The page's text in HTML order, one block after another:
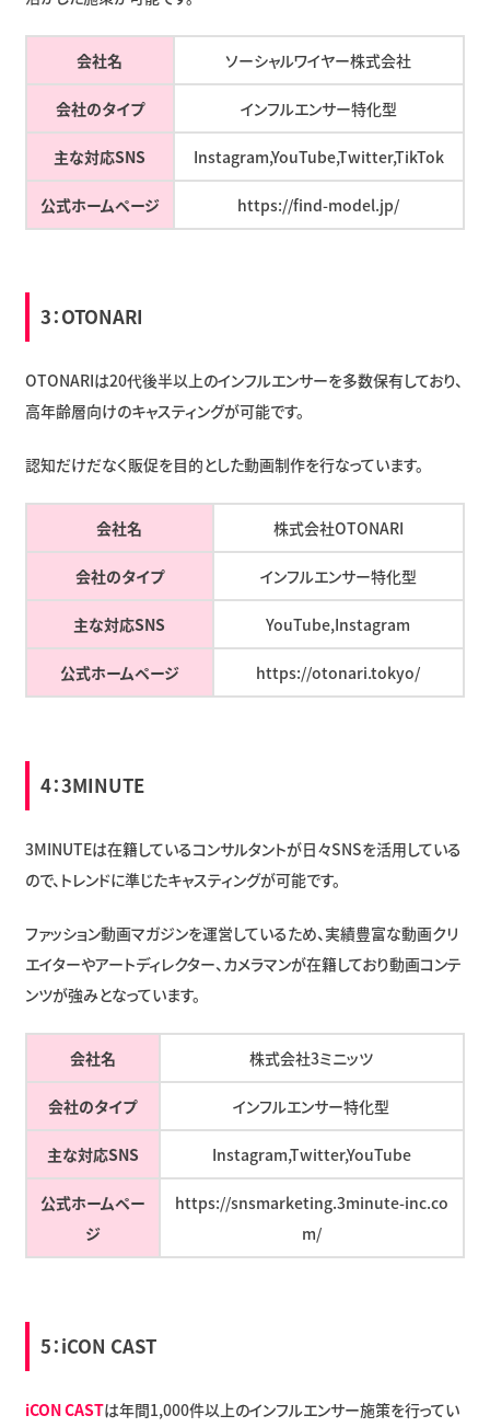
会社名 ソーシャルワイヤー株式会社
会社のタイプ インフルエンサー特化型
主な対応SNS Instagram,YouTube,Twitter,TikTok
公式ホームページ https://find-model.jp/
3：OTONARI
OTONARIは20代後半以上のインフルエンサーを多数保有しており、
高年齢層向けのキャスティングが可能です。
認知だけだなく販促を目的とした動画制作を行なっています。
会社名 株式会社OTONARI
会社のタイプ インフルエンサー特化型
主な対応SNS YouTube,Instagram
公式ホームページ https://otonari.tokyo/
4：3MINUTE
3MINUTEは在籍しているコンサルタントが日々SNSを活用している
ので、トレンドに準じたキャスティングが可能です。
ファッション動画マガジンを運営しているため、実績豊富な動画クリ
エイターやアートディレクター、カメラマンが在籍しており動画コンテ
ンツが強みとなっています。
会社名 株式会社3ミニッツ
会社のタイプ インフルエンサー特化型
主な対応SNS Instagram,Twitter,YouTube
公式ホームペー
ジ
https://snsmarketing.3minute-inc.co
m/
5：iCON CAST
iCON CASTは年間1,000件以上のインフルエンサー施策を行ってい